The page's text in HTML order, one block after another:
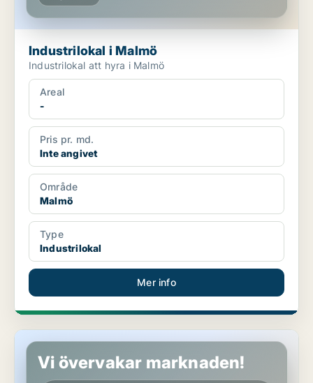
Industrilokal i Malmö
Industrilokal att hyra i Malmö
Areal
-
Pris pr. md.
Inte angivet
Område
Malmö
Type
Industrilokal
Mer info
Industrilokal i Malmö
Vi övervakar marknaden!